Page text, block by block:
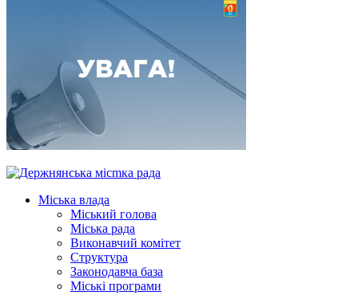
Міська влада
Міський голова
Міська рада
Виконавчий комітет
Структура
Законодавча база
Міські програми